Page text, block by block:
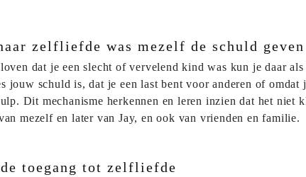
zelfliefde was mezelf de schuld geven
dat je een slecht of vervelend kind was kun je daar
schuld is, dat je een last bent voor anderen of omdat
Dit mechanisme herkennen en leren inzien dat het niet
mezelf en later van Jay, en ook van vrienden en familie.
toegang tot zelfliefde